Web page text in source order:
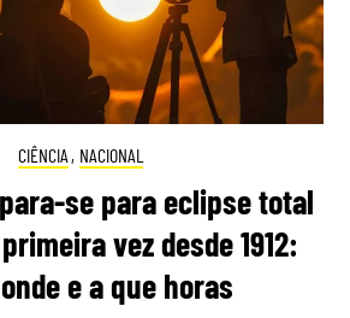
CIÊNCIA , NACIONAL
se para eclipse total
vez desde 1912:
e a que horas